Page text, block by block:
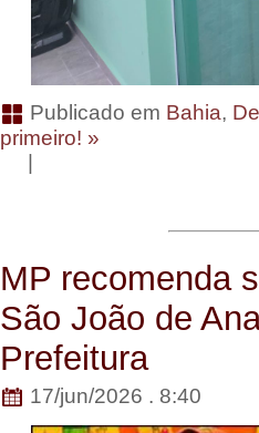
Publicado em Bahia,
primeiro! »
|
MP recomenda
São João de
Prefeitura
17/jun/2026 . 8:40